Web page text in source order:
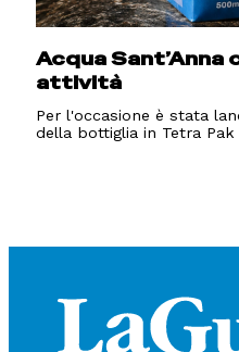
Acqua Sant’Anna
attività
Per l'occasione è stata
della bottiglia in Tetra Pak